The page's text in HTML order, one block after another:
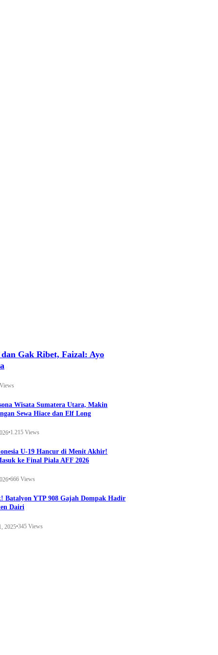
Gak Ribet, Faizal: Ayo
Wisata Sumatera Utara, Makin
Sewa Hiace dan Elf Long
•1.215 Views
U-19 Hancur di Menit Akhir!
ke Final Piala AFF 2026
•666 Views
Batalyon YTP 908 Gajah Dompak Hadir
Dairi
2025•345 Views